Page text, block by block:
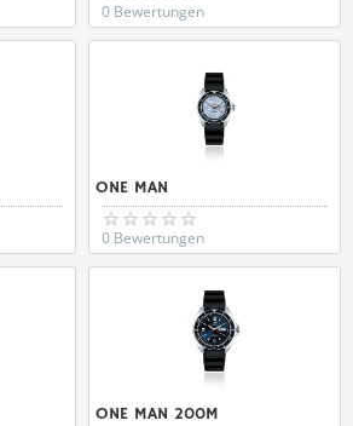
0 Bewertungen
ONE MAN
0 Bewertungen
ONE MAN 200M